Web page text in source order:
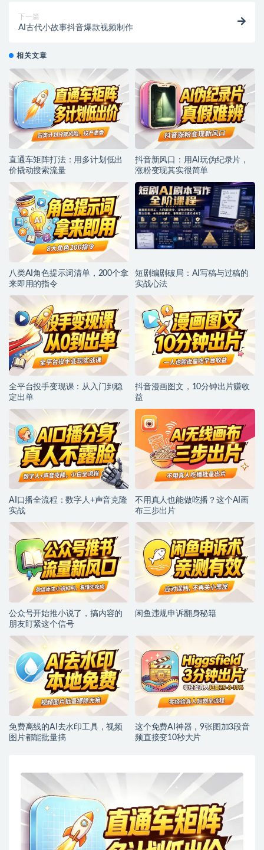
下一篇
AI古代小故事抖音爆款视频制作
相关文章
直通车矩阵打法：用多计划低出
价撬动搜索流量
抖音新风口：用AI玩伪纪录片，
涨粉变现其实很简单
八类AI角色提示词清单，200个拿
来即用的指令
短剧编剧破局：AI写稿与过稿的
实战心法
全平台投手变现课：从入门到稳
定出单
抖音漫画图文，10分钟出片赚收
益
AI口播全流程：数字人+声音克隆
实战
不用真人也能做吃播？这个AI画
布三步出片
公众号开始推小说了，搞内容的
朋友盯紧这个信号
闲鱼违规申诉翻身秘籍
免费离线的AI去水印工具，视频
图片都能批量搞
这个免费AI神器，9张图加3段音
频直接变10秒大片